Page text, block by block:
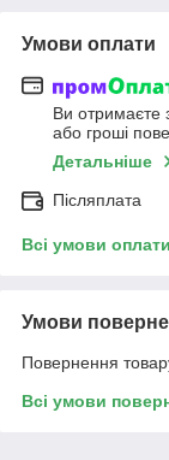
Умови оплати
Ви отримаєте
або гроші
Детальніше
Післяплата
Всі умови оплати
Умови
Повернення
Всі умови